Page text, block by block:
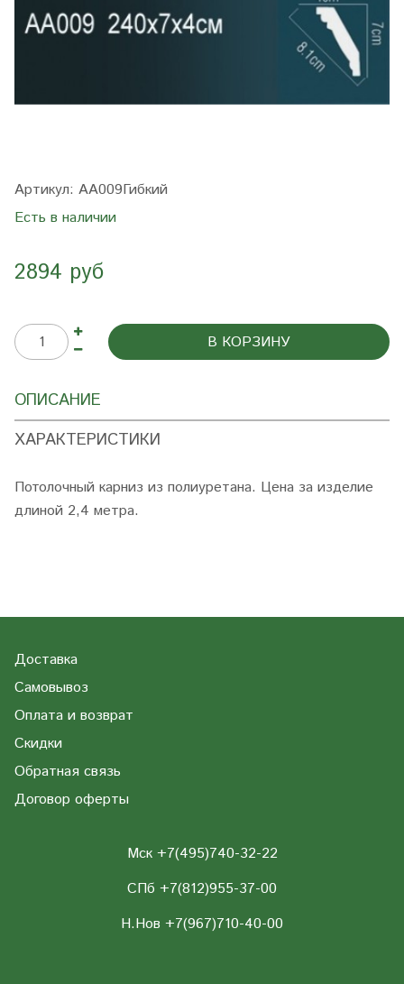
Артикул: AA009Гибкий
Есть в наличии
2894 руб
В КОРЗИНУ
ОПИСАНИЕ
ХАРАКТЕРИСТИКИ
Потолочный карниз из полиуретана. Цена за изделие
длиной 2,4 метра.
Доставка
Самовывоз
Оплата и возврат
Скидки
Обратная связь
Договор оферты
Мск +7(495)740-32-22
СПб +7(812)955-37-00
Н.Нов +7(967)710-40-00